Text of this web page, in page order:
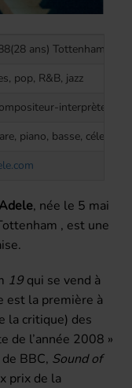
ans)
pop, R&B, jazz
interprète,
piano, basse, célesta,
Adele, née le 5 mai
, est une
19 qui se vend à
est la première à
la critique) des
de l’année 2008 »
BBC, Sound of
prix de la